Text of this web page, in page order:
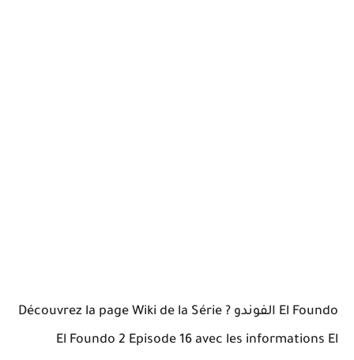
El Foundo الفوندو ? Découvrez la page Wiki de la Série
El Foundo 2 Episode 16 avec les informations El